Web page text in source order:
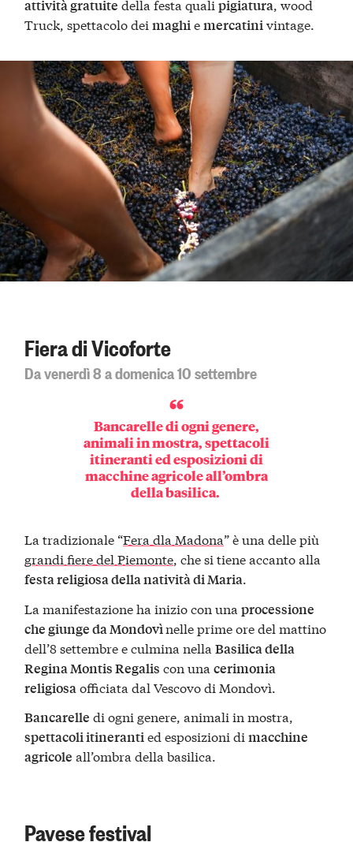
attività gratuite della festa qualipigiatura, wood
Truck, spettacolo deimaghiemercatinivintage.
Fiera di Vicoforte
Da venerdì 8 a domenica 10 settembre
Bancarelle di ogni genere,
animali in mostra, spettacoli
itineranti ed esposizioni di
macchine agricole all’ombra
della basilica.
La tradizionale “Fera dla Madona” è una delle più
grandi fiere del Piemonte, che si tiene accanto alla
festa religiosa della natività di Maria.
La manifestazione ha inizio con unaprocessione
che giunge da Mondovìnelle prime ore del mattino
dell’8 settembre e culmina nellaBasilica della
Regina Montis Regalis con unacerimonia
religiosaofficiata dal Vescovo di Mondovì.
Bancarelle di ogni genere, animali in mostra,
spettacoli itinerantied esposizioni dimacchine
agricole all’ombra della basilica.
Pavese festival